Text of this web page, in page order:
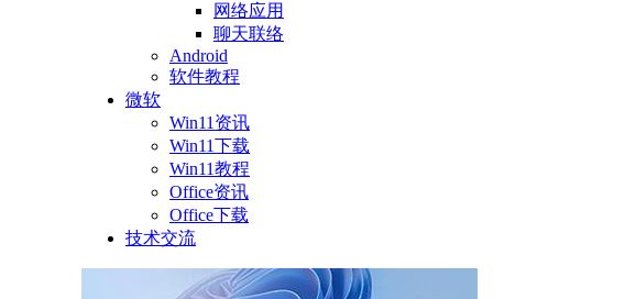
网络应用
聊天联络
Android
软件教程
微软
Win11资讯
Win11下载
Win11教程
Office资讯
Office下载
技术交流